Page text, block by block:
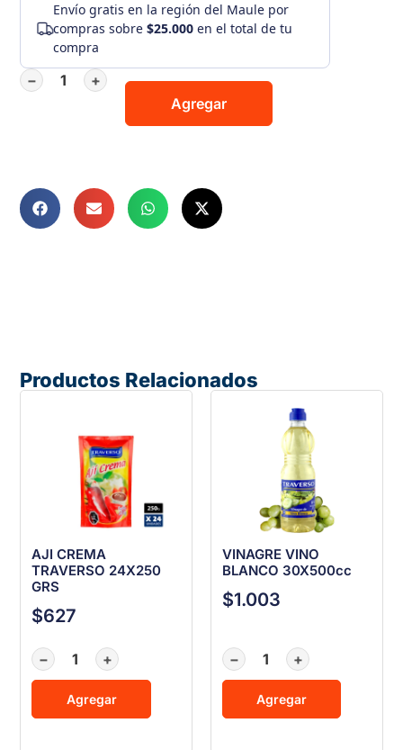
Envío gratis en la región del Maule por
compras sobre$25.000 en el total de tu
compra
−
+
Agregar
Productos Relacionados
AJI CREMA
TRAVERSO 24X250
GRS
$627
− +
Agregar
VINAGRE VINO
BLANCO 30X500cc
$1.003
− +
Agregar